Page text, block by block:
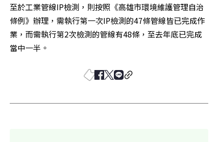
至於工業管線IP檢測，則按照《高雄市環境維護管理自治
條例》辦理，需執行第一次IP檢測的47條管線皆已完成作
業，而需執行第2次檢測的管線有48條，至去年底已完成
當中一半。